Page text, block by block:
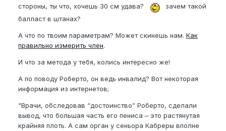
стороны, ты что, хочешь 30 см удава?
зачем такой
балласт в штанах?
А что по твоим параметрам? Может скинешь нам. Как
правильно измерить член.
И что за метода у тебя, колись интересно же!
А по поводу Роберто, он ведь инвалид? Вот некоторая
информация из интернетов;
"Врачи, обследовав “достоинство” Роберто, сделали
вывод, что большая часть его пениса – это растянутая
крайняя плоть. А сам орган у сеньора Кабреры вполне